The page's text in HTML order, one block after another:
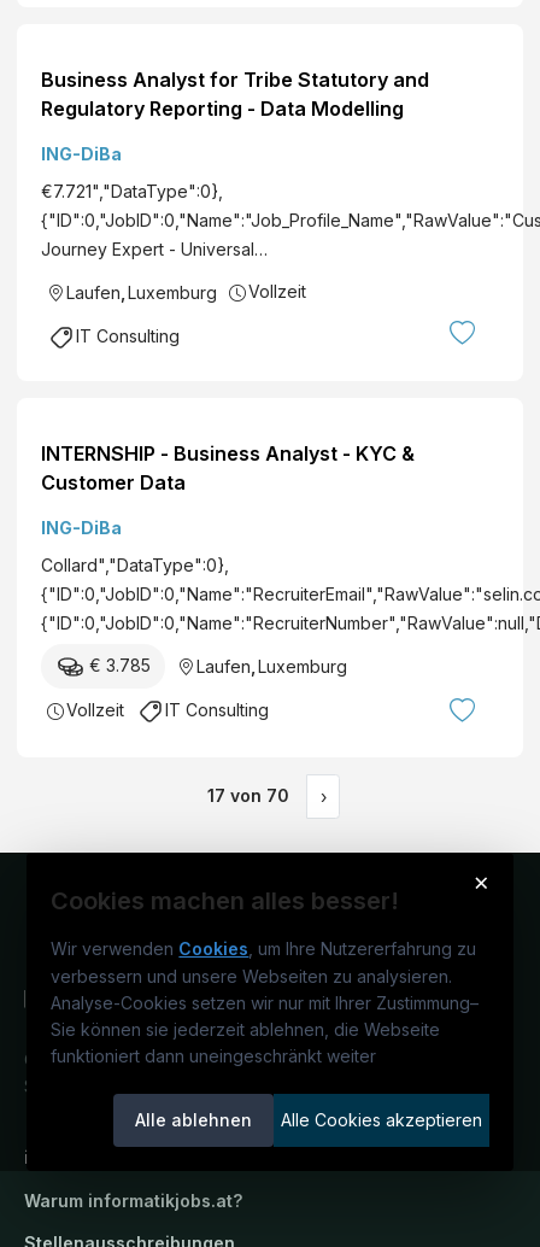
Business Analyst for Tribe Statutory and
Regulatory Reporting - Data Modelling
ING-DiBa
€7.721","DataType":0},
Journey Expert - Universal…
Laufen Luxemburg Vollzeit
IT Consulting
INTERNSHIP - Business Analyst - KYC &
Customer Data
ING-DiBa
Collard","DataType":0},
€ 3.785 Laufen Luxemburg
Vollzeit IT Consulting
17 von 70 ›
×
Cookies machen alles besser!
Wir verwenden Cookies , um Ihre Nutzererfahrung zu
verbessern und unsere Webseiten zu analysieren.
Analyse-Cookies setzen wir nur mit Ihrer Zustimmung–
Sie können sie jederzeit ablehnen, die Webseite
funktioniert dann uneingeschränkt weiter
Alle ablehnen Alle Cookies akzeptieren
Österreichs IT-Karriereportal.Ein
Service der candidatis GmbH.
informatikjobs.at
Warum informatikjobs.at?
Stellenausschreibungen